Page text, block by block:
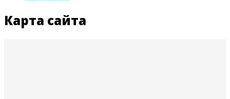
Карта сайта